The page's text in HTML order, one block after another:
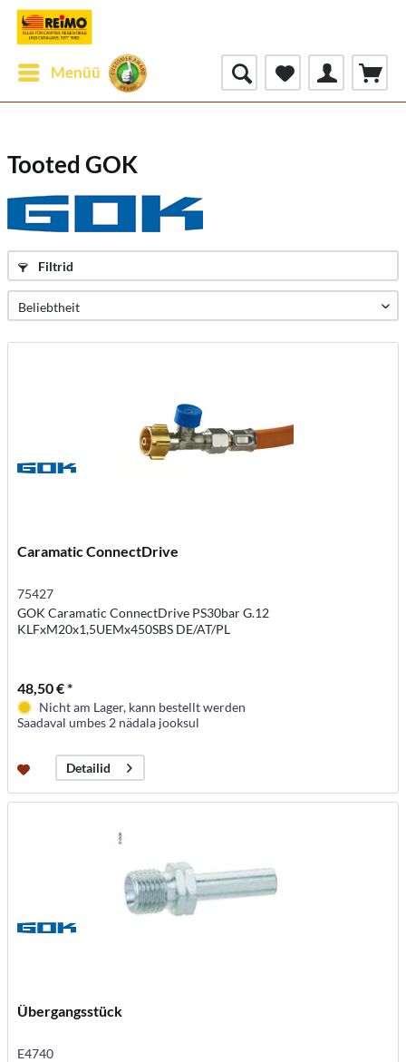
Menüü
Tooted GOK
Filtrid
Caramatic ConnectDrive
75427
GOK Caramatic ConnectDrive PS30bar G.12
KLFxM20x1,5UEMx450SBS DE/AT/PL
48,50 € *
Nicht am Lager, kann bestellt werden
Saadaval umbes 2 nädala jooksul
Detailid
Übergangsstück
E4740